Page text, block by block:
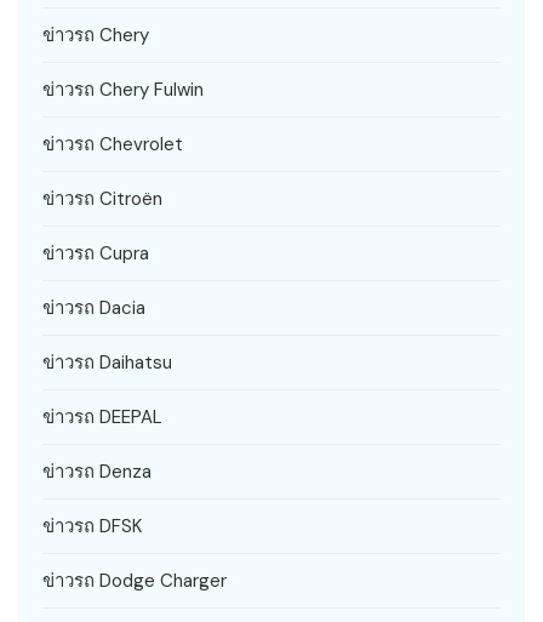
ข่าวรถ Chery
ข่าวรถ Chery Fulwin
ข่าวรถ Chevrolet
ข่าวรถ Citroën
ข่าวรถ Cupra
ข่าวรถ Dacia
ข่าวรถ Daihatsu
ข่าวรถ DEEPAL
ข่าวรถ Denza
ข่าวรถ DFSK
ข่าวรถ Dodge Charger